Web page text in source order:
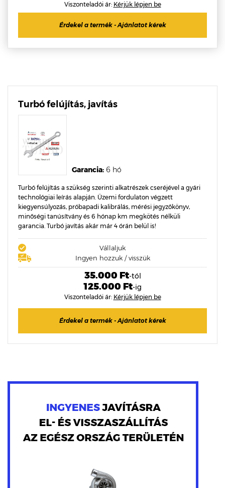
Viszonteladói ár: Kérjük lépjen be
Érdekel a termék - Ajánlatot kérek
Turbó felújítás, javítás
Garancia: 6 hó
Turbó felújítás a szükség szerinti alkatrészek cseréjével a gyári
technológiai leírás alapján. Üzemi fordulaton végzett
kiegyensúlyozás, próbapadi kalibrálás, mérési jegyzőkönyv,
minőségi tanúsítvány és 6 hónap km megkötés nélküli
garancia. Turbó javítás akár már 4 órán belül is!
Vállaljuk
Ingyen hozzuk / visszük
35.000 Ft-tól
125.000 Ft-ig
Viszonteladói ár: Kérjük lépjen be
Érdekel a termék - Ajánlatot kérek